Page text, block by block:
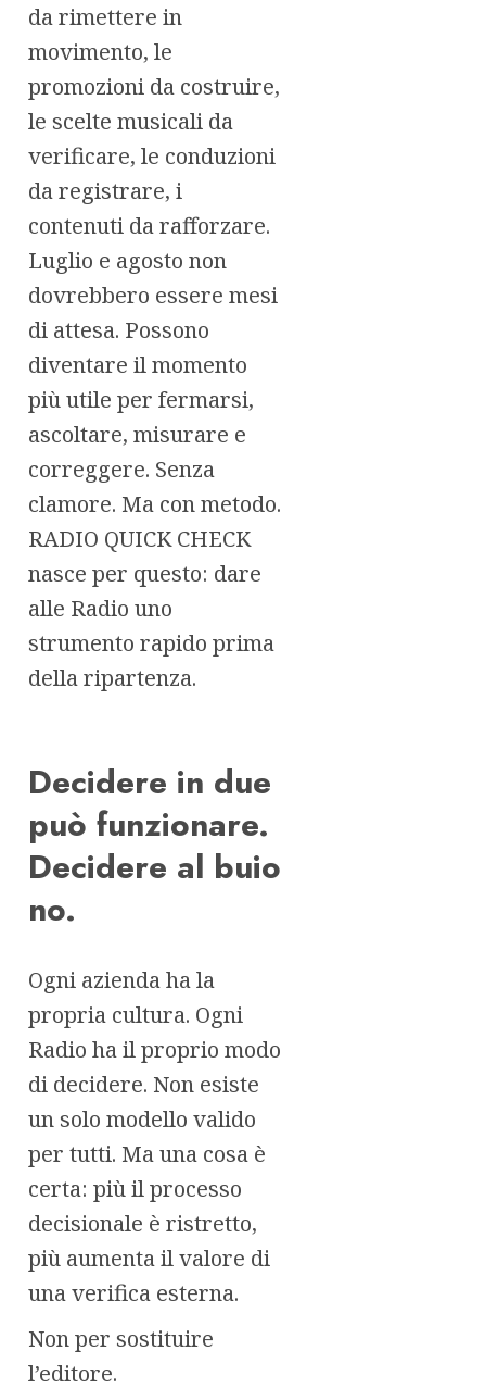
da rimettere in
movimento, le
promozioni da costruire,
le scelte musicali da
verificare, le conduzioni
da registrare, i
contenuti da rafforzare.
Luglio e agosto non
dovrebbero essere mesi
di attesa. Possono
diventare il momento
più utile per fermarsi,
ascoltare, misurare e
correggere. Senza
clamore. Ma con metodo.
RADIO QUICK CHECK
nasce per questo: dare
alle Radio uno
strumento rapido prima
della ripartenza.
Decidere in due
può funzionare.
Decidere al buio
no.
Ogni azienda ha la
propria cultura. Ogni
Radio ha il proprio modo
di decidere. Non esiste
un solo modello valido
per tutti. Ma una cosa è
certa: più il processo
decisionale è ristretto,
più aumenta il valore di
una verifica esterna.
Non per sostituire
l’editore.